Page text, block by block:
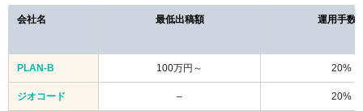
会社名 最低出稿額 運用手数
PLAN-B 100万円～ 20%
ジオコード – 20%